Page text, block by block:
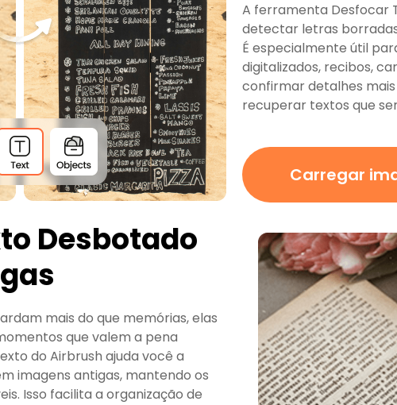
A ferramenta Desfocar
detectar letras
É especialmente útil
digitalizados, recibos,
confirmar detalhes
recuperar textos que
Carregar
Desbotado
mais do que memórias, elas
que valem a pena
do Airbrush ajuda você a
imagens antigas, mantendo os
Isso facilita a organização de